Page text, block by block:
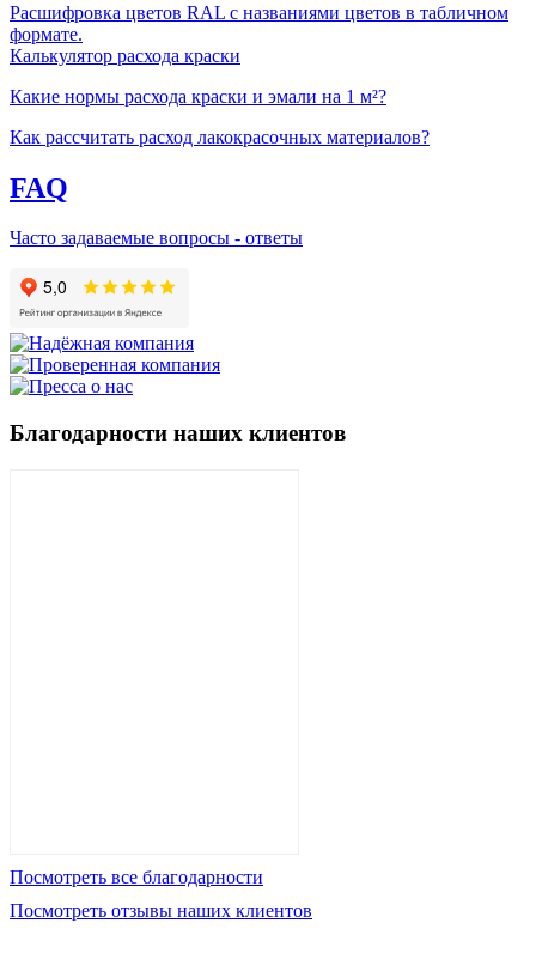
Расшифровка цветов RAL с названиями цветов в табличном
формате.
Калькулятор расхода краски
Какие нормы расхода краски и эмали на 1 м²?
Как рассчитать расход лакокрасочных материалов?
FAQ
Часто задаваемые вопросы - ответы
Благодарности наших клиентов
Посмотреть все благодарности
Посмотреть отзывы наших клиентов